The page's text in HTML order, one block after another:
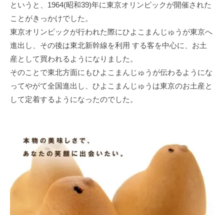
というと、1964(昭和39)年に東京オリンピックが開催された
ことがきっかけでした。
東京オリンピックが行われた際にひよこまんじゅうが東京へ
進出し、その後は東北新幹線を利用 する客を中心に、お土
産として買われるようになりました。
そのことで東北方面にもひよこまんじゅうが伝わるようにな
ってやがて全国進出し、ひよこまんじゅうは東京のお土産と
して定着するようになったのでした。